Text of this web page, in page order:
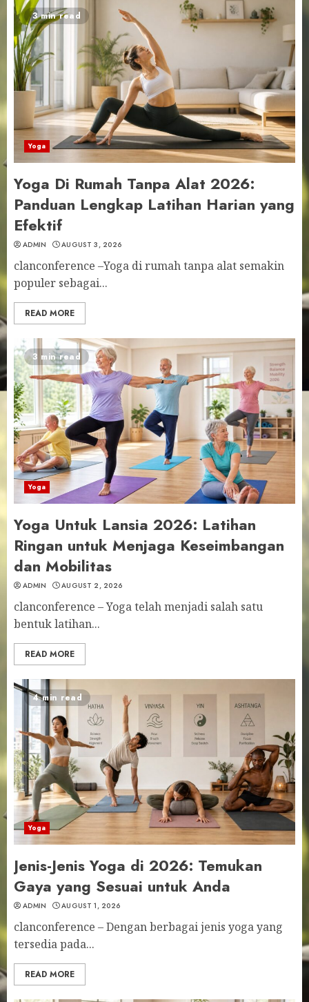
3 min read
Yoga
Yoga Di Rumah Tanpa Alat 2026:
Panduan Lengkap Latihan Harian yang
Efektif
ADMIN AUGUST 3, 2026
clanconference –Yoga di rumah tanpa alat semakin
populer sebagai...
READ MORE
3 min read
Yoga
Yoga Untuk Lansia 2026: Latihan
Ringan untuk Menjaga Keseimbangan
dan Mobilitas
ADMIN AUGUST 2, 2026
clanconference – Yoga telah menjadi salah satu
bentuk latihan...
READ MORE
4 min read
Yoga
Jenis-Jenis Yoga di 2026: Temukan
Gaya yang Sesuai untuk Anda
ADMIN AUGUST 1, 2026
clanconference – Dengan berbagai jenis yoga yang
tersedia pada...
READ MORE